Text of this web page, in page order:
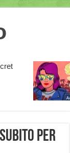
per